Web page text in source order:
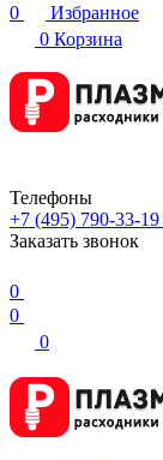
0
Избранное
0 Корзина
Телефоны
+7 (495) 790-33-19
Заказать звонок
0
0
0